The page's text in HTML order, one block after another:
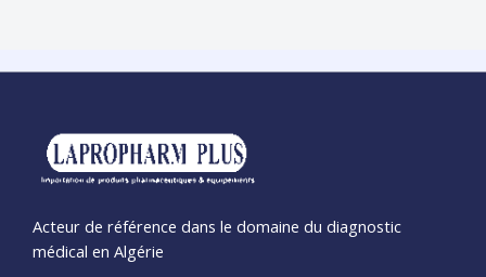
Acteur de référence dans le domaine du diagnostic
médical en Algérie